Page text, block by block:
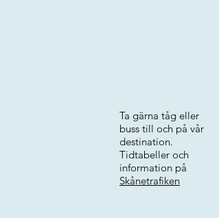
Ta gärna tåg eller
buss till och på vår
destination.
Tidtabeller och
information på
Skånetrafiken